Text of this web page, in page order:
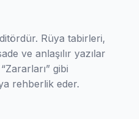
Rüya tabirleri,
ve anlaşılır yazılar
gibi
rehberlik eder.